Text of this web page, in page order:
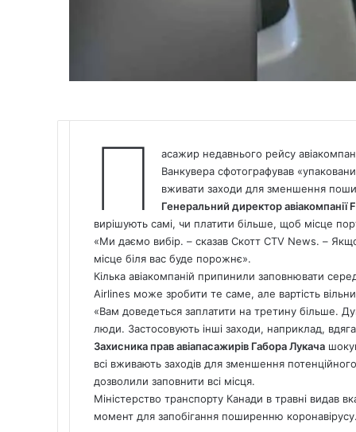
П
асажир недавнього рейсу
Ванкувера сфотографував
вживати заходи для зменшення
Генеральний директор
вирішують самі, чи платити більше, щоб місце
«Ми даємо вибір. – сказав Скотт CTV News. –
місце біля вас буде порожнє».
Кілька авіакомпаній припинили заповнювати
Airlines може зробити те саме, але вартість
«Вам доведеться заплатити на третину більше.
люди. Застосовують інші заходи, наприклад,
Захисника прав авіапасажирів Габора Лукача
всі вживають заходів для зменшення
дозволили заповнити всі місця.
Міністерство транспорту Канади в травні видав
момент для запобігання поширенню коронавірусу.